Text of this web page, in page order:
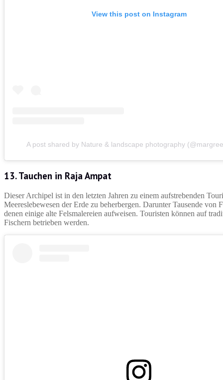
View this post on Instagram
A post shared by Nature & landscape photography
13. Tauchen in Raja Ampat
Dieser Archipel ist in den letzten Jahren zu einem aufstrebenden
Meereslebewesen der Erde zu beherbergen. Darunter Tausende
denen einige alte Felsmalereien aufweisen. Touristen können auf
Fischern betrieben werden.